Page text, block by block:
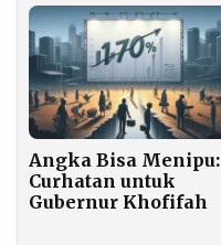
Angka Bisa Menipu:
Curhatan untuk
Gubernur Khofifah